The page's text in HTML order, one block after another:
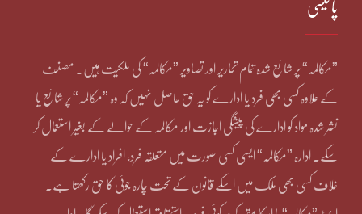
پالیسی
”مکالمہ“ پر شائع شدہ تمام تحاریر اور تصاویر ”مکالمہ“ کی ملکیت ہیں۔ مصنف
کے علاوہ کسی بھی فرد یا ادارے کو یہ حق حاصل نہیں کہ وہ ”مکالمہ“ پر شائع یا
نشر شدہ مواد کو ادارے کی پیشگی اجازت اور مکالمہ کے حوالے کے بغیر استعمال کر
سکے۔ ادارہ ”مکالمہ“ ایسی کسی صورت میں متعلقہ فرد، افراد یا ادارے کے
خلاف کسی بھی ملک میں اسکے قانون کے تحت چارہ جوئی کا حق رکھتا ہے۔